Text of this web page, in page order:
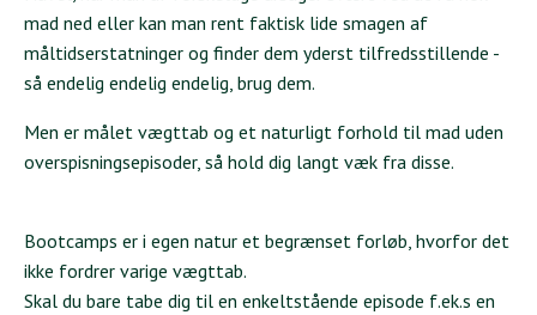
mad ned eller kan man rent faktisk lide smagen af
måltidserstatninger og finder dem yderst tilfredsstillende -
så endelig endelig endelig, brug dem.
Men er målet vægttab og et naturligt forhold til mad uden
overspisningsepisoder, så hold dig langt væk fra disse.
Bootcamps er i egen natur et begrænset forløb, hvorfor det
ikke fordrer varige vægttab.
Skal du bare tabe dig til en enkeltstående episode f.ek.s en